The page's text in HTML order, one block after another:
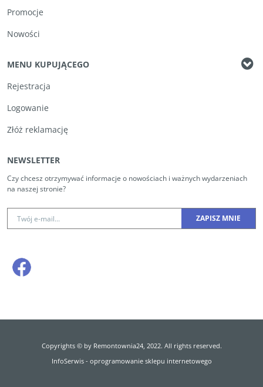
Promocje
Nowości
MENU KUPUJĄCEGO
Rejestracja
Logowanie
Złóż reklamację
NEWSLETTER
Czy chcesz otrzymywać informacje o nowościach i ważnych wydarzeniach
na naszej stronie?
Copyrights © by Remontownia24, 2022. All rights reserved.
InfoSerwis- oprogramowanie sklepu internetowego